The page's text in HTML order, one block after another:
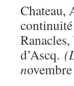
Chateau,
d’Ascq.
n